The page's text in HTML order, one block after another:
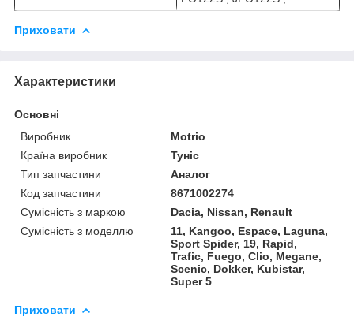
Приховати
Характеристики
Основні
Виробник
Motrio
Країна виробник
Туніс
Тип запчастини
Аналог
Код запчастини
8671002274
Сумісність з маркою
Dacia, Nissan, Renault
Сумісність з моделлю
11, Kangoo, Espace, Laguna,
Sport Spider, 19, Rapid,
Trafic, Fuego, Clio, Megane,
Scenic, Dokker, Kubistar,
Super 5
Приховати